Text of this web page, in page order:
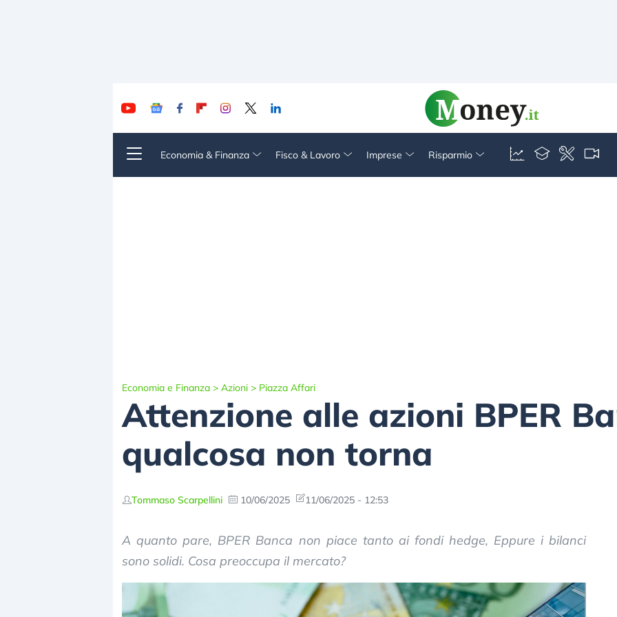
Economia & Finanza Fisco & Lavoro Imprese Risparmio
Economia e Finanza > Azioni > Piazza Affari
Attenzione alle azioni BPER
qualcosa non torna
Tommaso Scarpellini 10/06/2025 11/06/2025 - 12:53
A quanto pare, BPER Banca non piace tanto ai fondi hedge, Eppure i bilanci
sono solidi. Cosa preoccupa il mercato?